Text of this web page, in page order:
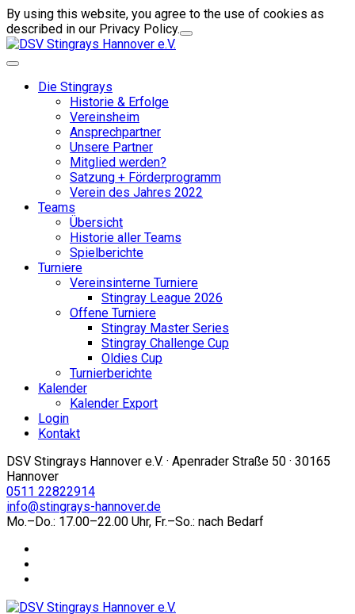
By using this website, you agree to the use of cookies as
described in our Privacy Policy.
Die Stingrays
Historie & Erfolge
Vereinsheim
Ansprechpartner
Unsere Partner
Mitglied werden?
Satzung + Förderprogramm
Verein des Jahres 2022
Teams
Übersicht
Historie aller Teams
Spielberichte
Turniere
Vereinsinterne Turniere
Stingray League 2026
Offene Turniere
Stingray Master Series
Stingray Challenge Cup
Oldies Cup
Turnierberichte
Kalender
Kalender Export
Login
Kontakt
DSV Stingrays Hannover e.V. · Apenrader Straße 50 · 30165
Hannover
0511 22822914
info@stingrays-hannover.de
Mo.–Do.: 17.00–22.00 Uhr, Fr.–So.: nach Bedarf